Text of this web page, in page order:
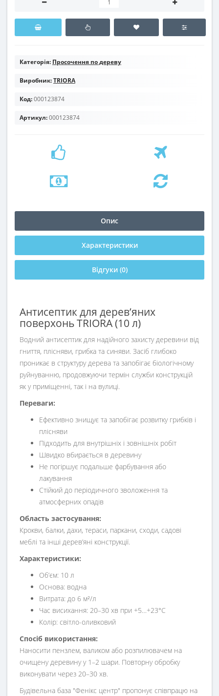
Категорія: Просочення по дереву
Виробник:TRIORA
Код:000123874
Артикул:000123874
Опис
Характеристики
Відгуки (0)
Антисептик для дерев’яних
поверхонь TRIORA (10 л)
Водний антисептик для надійного захисту деревини від
гниття, плісняви, грибка та синяви. Засіб глибоко
проникає в структуру дерева та запобігає біологічному
руйнуванню, продовжуючи термін служби конструкцій
як у приміщенні, так і на вулиці.
Переваги:
Ефективно знищує та запобігає розвитку грибків і
плісняви
Підходить для внутрішніх і зовнішніх робіт
Швидко вбирається в деревину
Не погіршує подальше фарбування або
лакування
Стійкий до періодичного зволоження та
атмосферних опадів
Область застосування:
Крокви, балки, дахи, тераси, паркани, сходи, садові
меблі та інші дерев’яні конструкції.
Характеристики:
Об’єм: 10 л
Основа: водна
Витрата: до 6 м²/л
Час висихання: 20–30 хв при +5…+23°C
Колір: світло-оливковий
Спосіб використання:
Наносити пензлем, валиком або розпилювачем на
очищену деревину у 1–2 шари. Повторну обробку
виконувати через 20–30 хв.
Будівельна база "Фенікс центр" пропонує співпрацю на